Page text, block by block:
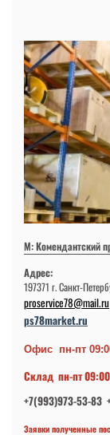
М: Комендантский
Адрес:
197371 г. Санкт-
proservice78@mail.ru
ps78market.ru
Офис пн-пт
Склад пн-пт
+7(993)973-53-83
Заявки полученные